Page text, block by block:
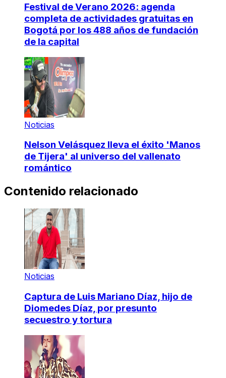
Festival de Verano 2026: agenda
completa de actividades gratuitas en
Bogotá por los 488 años de fundación
de la capital
Noticias
Nelson Velásquez lleva el éxito 'Manos
de Tijera' al universo del vallenato
romántico
Contenido relacionado
Noticias
Captura de Luis Mariano Díaz, hijo de
Diomedes Díaz, por presunto
secuestro y tortura